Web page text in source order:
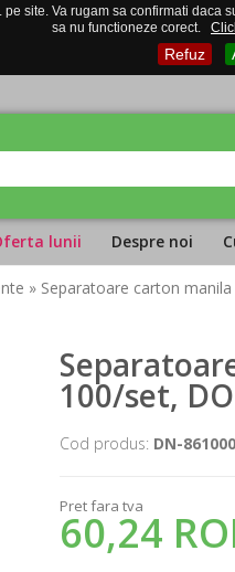
site. Va rugam sa confirmati
sa nu functioneze corect.
Refuz
lunii Despre noi
» Separatoare carton
100/set,
Cod produs: DN-
Pret fara tva
60,24